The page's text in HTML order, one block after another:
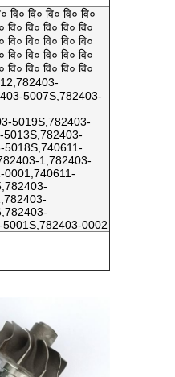
वि० वि० वि० वि० वि०
वि० वि० वि० वि० वि०
वि० वि० वि० वि० वि०
वि० वि० वि० वि० वि०
वि० वि० वि० वि० वि०
12,782403-
5007S,782403-
5019S,782403-
1,782403-
0001,740611-
0002